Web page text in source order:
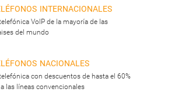
internacionales
VoIP de la mayoría de las
del mundo
nacionales
con descuentos de hasta el 60%
las líneas convencionales